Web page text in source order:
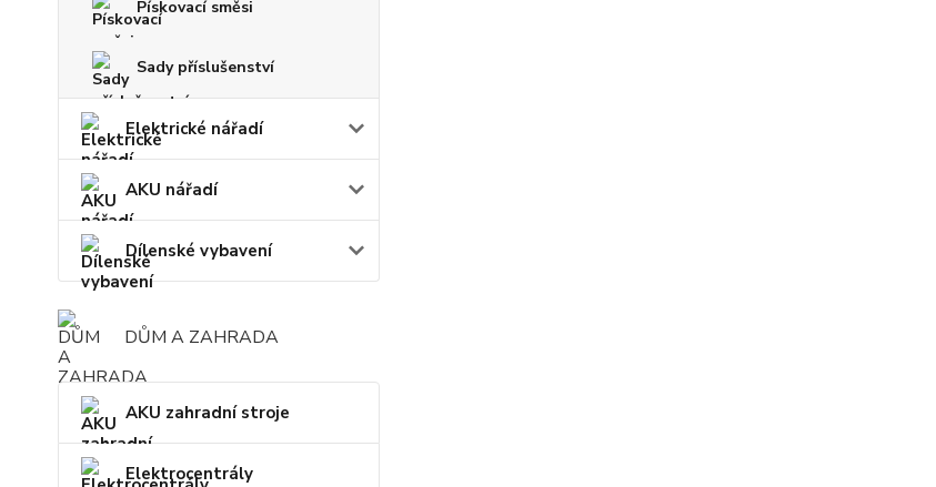
Pískovací směsi
Sady příslušenství
Elektrické nářadí
AKU nářadí
Dílenské vybavení
DŮM A ZAHRADA
AKU zahradní stroje
Elektrocentrály